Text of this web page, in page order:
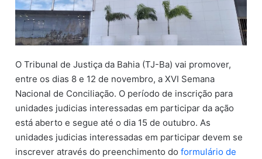
a
i
O Tribunal de Justiça da Bahia (TJ-Ba) vai promover,
entre os dias 8 e 12 de novembro, a XVI Semana
Nacional de Conciliação. O período de inscrição para
unidades judicias interessadas em participar da ação
está aberto e segue até o dia 15 de outubro. As
unidades judicias interessadas em participar devem se
inscrever através do preenchimento do formulário de